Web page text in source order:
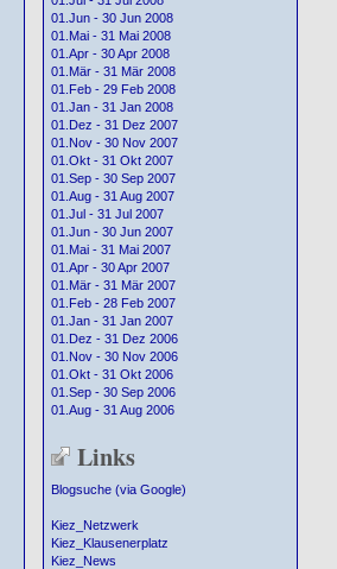
01.Jun - 30 Jun 2008
01.Mai - 31 Mai 2008
01.Apr - 30 Apr 2008
01.Mär - 31 Mär 2008
01.Feb - 29 Feb 2008
01.Jan - 31 Jan 2008
01.Dez - 31 Dez 2007
01.Nov - 30 Nov 2007
01.Okt - 31 Okt 2007
01.Sep - 30 Sep 2007
01.Aug - 31 Aug 2007
01.Jul - 31 Jul 2007
01.Jun - 30 Jun 2007
01.Mai - 31 Mai 2007
01.Apr - 30 Apr 2007
01.Mär - 31 Mär 2007
01.Feb - 28 Feb 2007
01.Jan - 31 Jan 2007
01.Dez - 31 Dez 2006
01.Nov - 30 Nov 2006
01.Okt - 31 Okt 2006
01.Sep - 30 Sep 2006
01.Aug - 31 Aug 2006
Links
Blogsuche (via Google)
Kiez_Netzwerk
Kiez_Klausenerplatz
Kiez_News